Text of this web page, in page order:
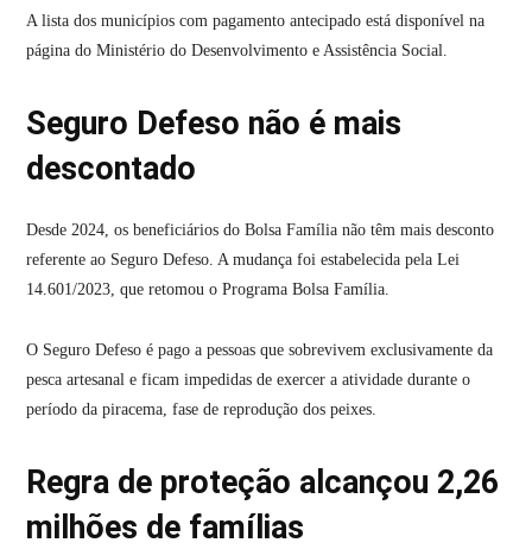
A lista dos municípios com pagamento antecipado está disponível na
página do Ministério do Desenvolvimento e Assistência Social.
Seguro Defeso não é mais
descontado
Desde 2024, os beneficiários do Bolsa Família não têm mais desconto
referente ao Seguro Defeso. A mudança foi estabelecida pela Lei
14.601/2023, que retomou o Programa Bolsa Família.
O Seguro Defeso é pago a pessoas que sobrevivem exclusivamente da
pesca artesanal e ficam impedidas de exercer a atividade durante o
período da piracema, fase de reprodução dos peixes.
Regra de proteção alcançou 2,26
milhões de famílias